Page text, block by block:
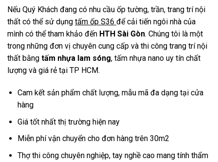
Nếu Quý Khách đang có nhu cầu ốp tường, trần, trang trí nội
thất có thể sử dụng tấm ốp S36 để cải tiến ngôi nhà của
mình có thể tham khảo đến HTH Sài Gòn. Chúng tôi là một
trong những đơn vị chuyên cung cấp và thi công trang trí nội
thất bằng tấm nhựa lam sóng, tấm nhựa nano uy tín chất
lượng và giá rẻ tại TP HCM.
Cam kết sản phẩm chất lượng, mẫu mã đa dạng tại cửa
hàng
Giá tốt nhất thị trường hiện nay
Miễn phí vận chuyển cho đơn hàng trên 30m2
Thợ thi công chuyên nghiệp, tay nghề cao mang tính thẩm